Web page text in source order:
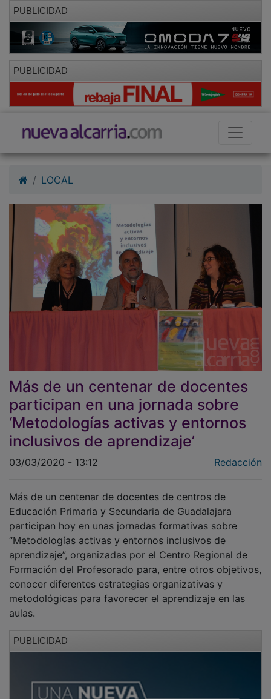
PUBLICIDAD
PUBLICIDAD
Más de un centenar de docentes
participan en una jornada sobre
‘Metodologías activas y entornos
inclusivos de aprendizaje’
Educación Primaria y Secundaria de Guadalajara
participan hoy en unas jornadas formativas sobre
“Metodologías activas y entornos inclusivos de
aprendizaje”, organizadas por el Centro Regional de
Formación del Profesorado para, entre otros objetivos,
conocer diferentes estrategias organizativas y
metodológicas para favorecer el aprendizaje en las
aulas.